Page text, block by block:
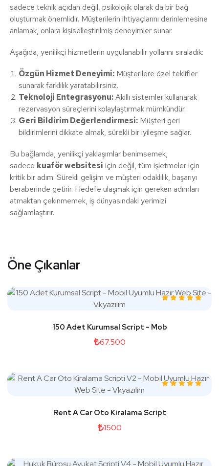
sadece teknik açıdan değil, psikolojik olarak da bir bağ
oluşturmak önemlidir. Müşterilerin ihtiyaçlarını derinlemesine
anlamak, onlara kişiselleştirilmiş deneyimler sunar.
Aşağıda, yenilikçi hizmetlerin uygulanabilir yollarını sıraladık:
Özgün Hizmet Deneyimi: Müşterilere özel teklifler
sunarak farklılık yaratabilirsiniz.
Teknoloji Entegrasyonu:Akıllı sistemler kullanarak
rezervasyon süreçlerini kolaylaştırmak mümkündür.
Geri Bildirim Değerlendirmesi: Müşteri geri
bildirimlerini dikkate almak, sürekli bir iyileşme sağlar.
Bu bağlamda, yenilikçi yaklaşımlar benimsemek,
sadece kuaför websitesi için değil, tüm işletmeler için
kritik bir adım. Sürekli gelişim ve müşteri odaklılık, başarıyı
beraberinde getirir. Hedefe ulaşmak için gereken adımları
atmaktan çekinmemek, iş dünyasındaki yerimizi
sağlamlaştırır.
Öne Çıkanlar
150 Adet Kurumsal Script - Mob
67.500
Rent A Car Oto Kiralama Script
1500